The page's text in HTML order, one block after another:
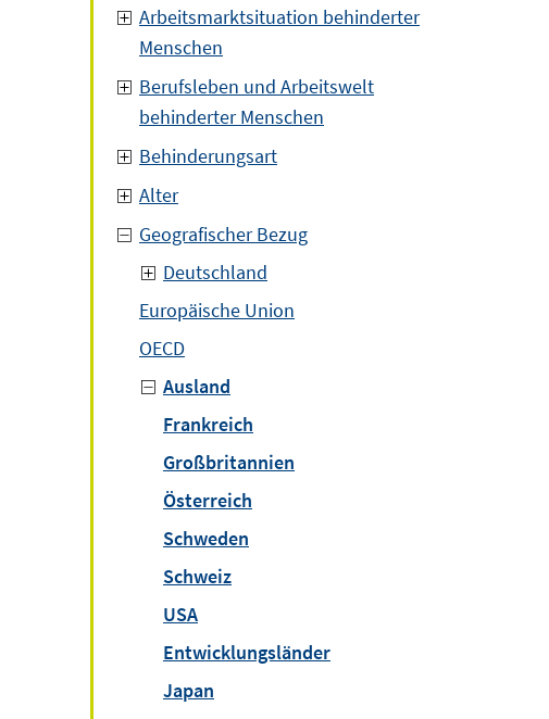
Arbeitsmarktsituation behinderter
Menschen
Berufsleben und Arbeitswelt
behinderter Menschen
Behinderungsart
Alter
Geografischer Bezug
Deutschland
Europäische Union
OECD
Ausland
Frankreich
Großbritannien
Österreich
Schweden
Schweiz
USA
Entwicklungsländer
Japan